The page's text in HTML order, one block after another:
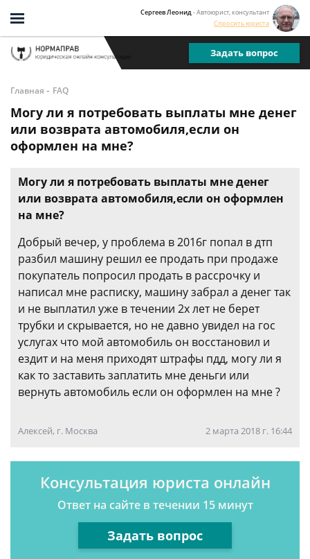
Сергеев Леонид - Автоюрист, консультант
Спросить юриста
Задать вопрос
Главная - FAQ
Могу ли я потребовать выплаты мне денег
или возврата автомобиля,если он
оформлен на мне?
Могу ли я потребовать выплаты мне денег
или возврата автомобиля,если он оформлен
на мне?
Добрый вечер, у проблема в 2016г попал в дтп
разбил машину решил ее продать при продаже
покупатель попросил продать в рассрочку и
написал мне расписку, машину забрал а денег так
и не выплатил уже в течении 2х лет не берет
трубки и скрывается, но не давно увидел на гос
услугах что мой автомобиль он восстановил и
ездит и на меня приходят штрафы пдд, могу ли я
как то заставить заплатить мне деньги или
вернуть автомобиль если он оформлен на мне ?
Алексей, г. Москва 2 марта 2018 г. 16:44
Консультация юриста онлайн
Ответ на сайте в течении 15 минут
Задать вопрос